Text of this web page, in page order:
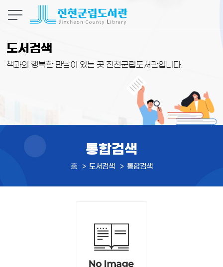
도서검색
책과의 행복한 만남이 있는 곳 진천군립도서관입니다.
통합검색
홈 도서검색 통합검색